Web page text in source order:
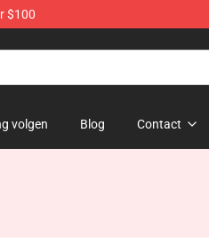
$100
volgen Blog Contact